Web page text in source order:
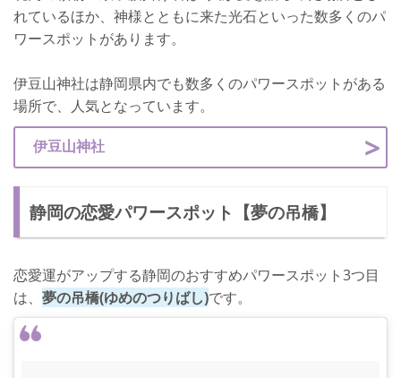
れているほか、神様とともに来た光石といった数多くのパ
ワースポットがあります。
伊豆山神社は静岡県内でも数多くのパワースポットがある
場所で、人気となっています。
伊豆山神社
静岡の恋愛パワースポット【夢の吊橋】
恋愛運がアップする静岡のおすすめパワースポット3つ目
は、 夢の吊橋(ゆめのつりばし)です。